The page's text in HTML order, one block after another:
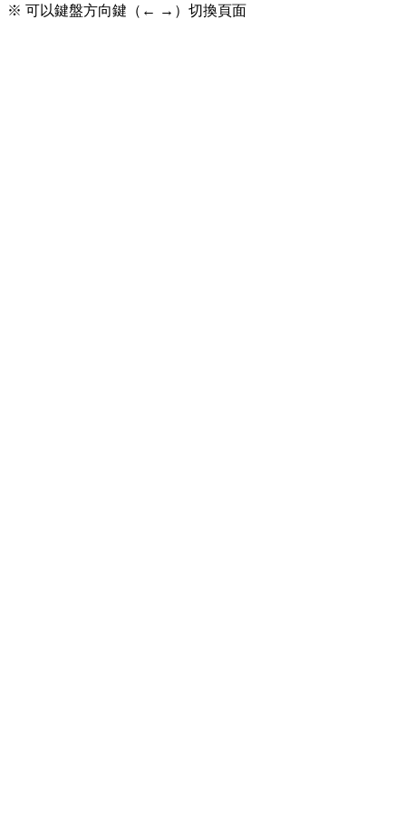
※ 可以鍵盤方向鍵（← →）切換頁面